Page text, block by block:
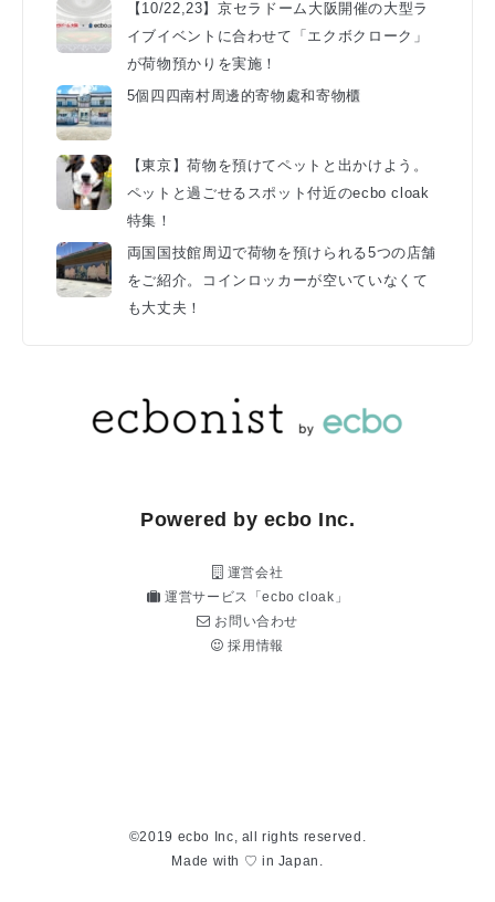
【10/22,23】京セラドーム大阪開催の大型ラ
イブイベントに合わせて「エクボクローク」
が荷物預かりを実施！
5個四四南村周邊的寄物處和寄物櫃
【東京】荷物を預けてペットと出かけよう。
ペットと過ごせるスポット付近のecbo cloak
特集！
両国国技館周辺で荷物を預けられる5つの店舗
をご紹介。コインロッカーが空いていなくて
も大丈夫！
Powered by ecbo Inc.
運営会社
運営サービス「ecbo cloak」
お問い合わせ
採用情報
©2019 ecbo Inc, all rights reserved.
Made with ♡ in Japan.